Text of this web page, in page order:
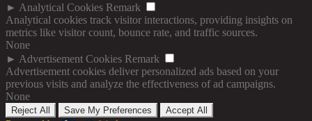
► Analytical Cookies Remark
Analytical cookies track visitor interactions, providing insights on
metrics like visitor count, bounce rate, and traffic sources.
None
► Advertisement Cookies Remark
Advertisement cookies deliver personalized ads based on your
previous visits and analyze the effectiveness of ad campaigns.
None
Reject All Save My Preferences Accept All